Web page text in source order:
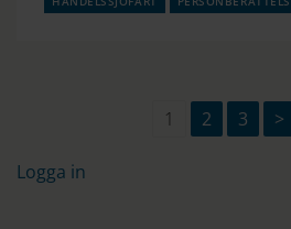
1 2 3 >
Logga in